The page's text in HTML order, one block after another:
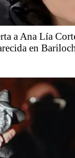
a Ana Lía
en